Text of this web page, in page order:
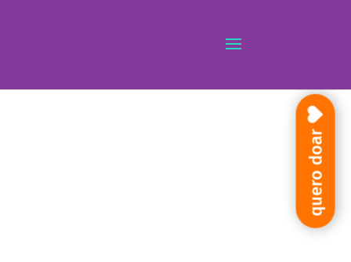
quero doar